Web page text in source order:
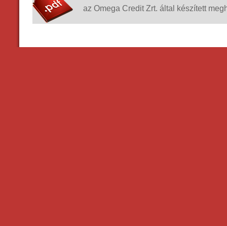
az Omega Credit Zrt. által készített